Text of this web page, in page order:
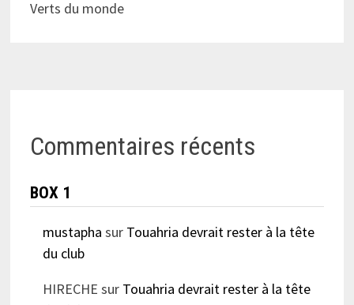
Verts du monde
Commentaires récents
BOX 1
mustapha sur Touahria devrait rester à la tête
du club
HIRECHE sur Touahria devrait rester à la tête